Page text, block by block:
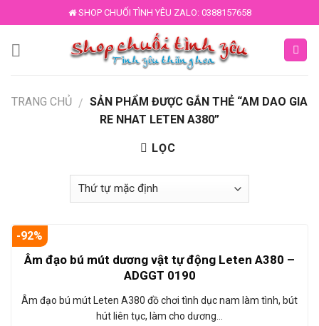
to
content
SHOP CHUỐI TÌNH YÊU ZALO: 0388157658
TRANG CHỦ / SẢN PHẨM ĐƯỢC GẮN THẺ “AM DAO GIA
RE NHAT LETEN A380”
LỌC
-92%
Âm đạo bú mút dương vật tự động Leten A380 –
ADGGT 0190
Âm đạo bú mút Leten A380 đồ chơi tình dục nam làm tình, bút
hút liên tục, làm cho dương…